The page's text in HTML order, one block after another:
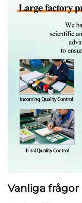
Vanliga frågor